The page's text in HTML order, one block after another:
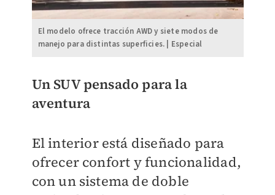
El modelo ofrece tracción AWD y siete modos de
manejo para distintas superficies. | Especial
Un SUV pensado para la
aventura
El interior está diseñado para
ofrecer confort y funcionalidad,
con un sistema de doble